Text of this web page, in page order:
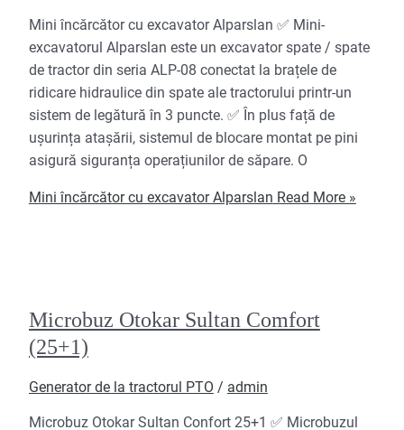
Mini încărcător cu excavator Alparslan ✅ Mini-
excavatorul Alparslan este un excavator spate / spate
de tractor din seria ALP-08 conectat la brațele de
ridicare hidraulice din spate ale tractorului printr-un
sistem de legătură în 3 puncte. ✅ În plus față de
ușurința atașării, sistemul de blocare montat pe pini
asigură siguranța operațiunilor de săpare. O
Mini încărcător cu excavator Alparslan Read More »
Microbuz Otokar Sultan Comfort
(25+1)
Generator de la tractorul PTO / admin
Microbuz Otokar Sultan Confort 25+1 ✅ Microbuzul